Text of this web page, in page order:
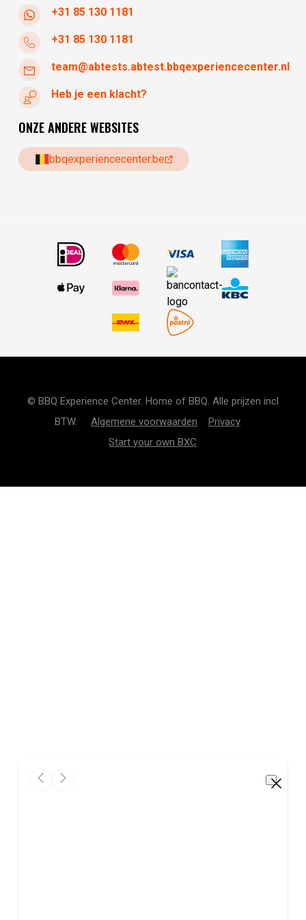
+31 85 130 1181
+31 85 130 1181
team@abtests.abtest.bbqexperiencecenter.nl
Heb je een klacht?
ONZE ANDERE WEBSITES
bbqexperiencecenter.be
© BBQ Experience Center. Home of BBQ. Alle prijzen incl
BTW. Algemene voorwaarden
Privacy
Start your own BXC